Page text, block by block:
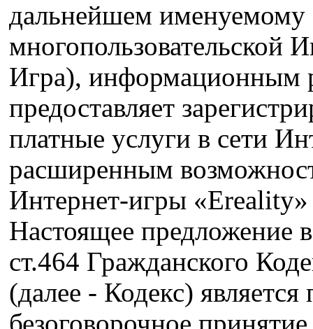
дальнейшем именуемому
многопользовательской
Игра), информационным
предоставляет
платные услуги в сети
расширенным
Интернет-игры «Ereality»
Настоящее предложение
ст.464 Гражданского
(далее - Кодекс)